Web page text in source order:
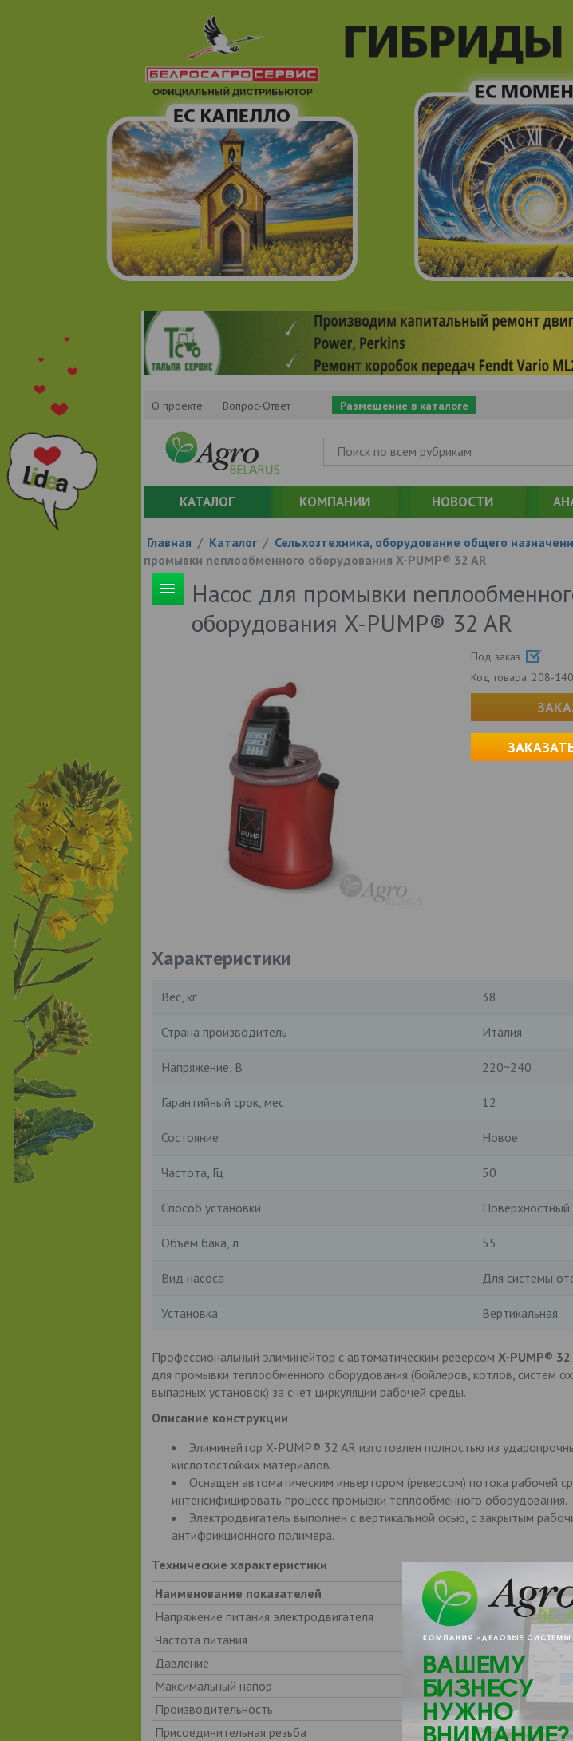
О проекте Вопрос-Ответ Размещение в каталоге
КАТАЛОГ КОМПАНИИ НОВОСТИ
Главная / Каталог / Сельхозтехника, оборудование общего
промывки nеплообменного оборудования X-PUMP® 32 AR
Насос для промывки
оборудования X-PUMP® 32 AR
Под заказ
Код товара: 208-
Характеристики
Вес, кг 38
Страна производитель Италия
Напряжение, В 220~240
Гарантийный срок, мес 12
Состояние Новое
Частота, Гц 50
Способ установки Поверхностный
Объем бака, л 55
Вид насоса Для системы
Установка Вертикальная
Профессиональный элиминейтор с автоматическим реверсом X-PUMP® 32
для промывки теплообменного оборудования (бойлеров, котлов, систем
выпарных установок) за счет циркуляции рабочей среды.
Описание конструкции
Элиминейтор X-PUMP® 32 AR изготовлен полностью из
кислотостойких материалов.
Оснащен автоматическим инвертором (реверсом) потока рабочей
интенсифицировать процесс промывки теплообменного оборудования.
Электродвигатель выполнен с вертикальной осью, с закрытым
антифрикционного полимера.
Технические характеристики
Наименование показателей
Ед. измерения
Напряжение питания электродвигателя
В
220
Частота питания
Гц
50
Давление
бар
Максимальный напор
м
20
Производительность
л/час
Присоединительная резьба
дюйм
1/2’’